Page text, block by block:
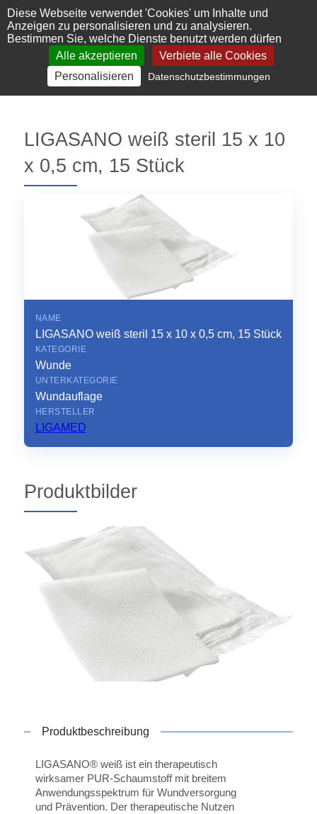
Cookie-Einstellungen
Diese Webseite verwendet 'Cookies' um Inhalte und
Anzeigen zu personalisieren und zu analysieren.
Bestimmen Sie, welche Dienste benutzt werden dürfen
Alle akzeptieren
Verbiete alle Cookies
Personalisieren
Datenschutzbestimmungen
LIGASANO weiß steril 15 x 10
x 0,5 cm, 15 Stück
NAME
LIGASANO weiß steril 15 x 10 x 0,5 cm, 15 Stück
KATEGORIE
Wunde
UNTERKATEGORIE
Wundauflage
HERSTELLER
LIGAMED
Produktbilder
Produktbeschreibung
LIGASANO® weiß ist ein therapeutisch
wirksamer PUR-Schaumstoff mit breitem
Anwendungsspektrum für Wundversorgung
und Prävention. Der therapeutische Nutzen